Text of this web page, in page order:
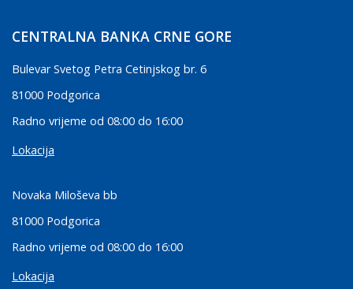
CENTRALNA BANKA CRNE GORE
Bulevar Svetog Petra Cetinjskog br. 6
81000 Podgorica
Radno vrijeme od 08:00 do 16:00
Lokacija
Novaka Miloševa bb
81000 Podgorica
Radno vrijeme od 08:00 do 16:00
Lokacija